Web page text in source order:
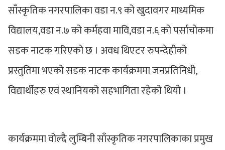
साँस्कृतिक नगरपालिका वडा न.९ को खुदावगर माध्यमिक
विद्यालय,वडा न.७ को कर्महवा मावि,वडा न.६ को पर्साचोकमा
सडक नाटक गरिएको छ । अवध थिएटर रुपन्देहीको
प्रस्तुतिमा भएको सडक नाटक कार्यक्रममा जनप्रतिनिधी,
विद्यार्थीहरु एवं स्थानियको सहभागिता रहेको थियो ।
कार्यक्रममा वोल्दै लुम्बिनी साँस्कृतिक नगरपालिकाका प्रमुख